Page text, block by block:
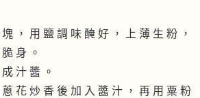
， 用 鹽 調 味 醃 好 ， 上 薄 生 粉 ，
身 。
汁 醬 。
花 炒 香 後 加 入 醬 汁 ， 再 用 粟 粉